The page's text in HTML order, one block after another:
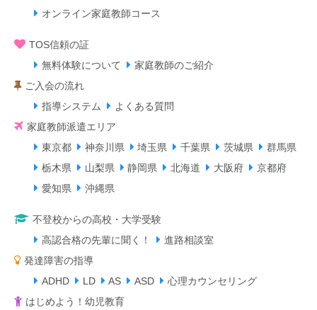
オンライン家庭教師コース
TOS信頼の証
無料体験について
家庭教師のご紹介
ご入会の流れ
指導システム
よくある質問
家庭教師派遣エリア
東京都
神奈川県 埼玉県 千葉県 茨城県
群馬県
栃木県
山梨県 静岡県 北海道 大阪府
京都府
愛知県
沖縄県
不登校からの高校・大学受験
高認合格の先輩に聞く！
進路相談室
発達障害の指導
ADHD
LD AS ASD
心理カウンセリング
はじめよう！幼児教育